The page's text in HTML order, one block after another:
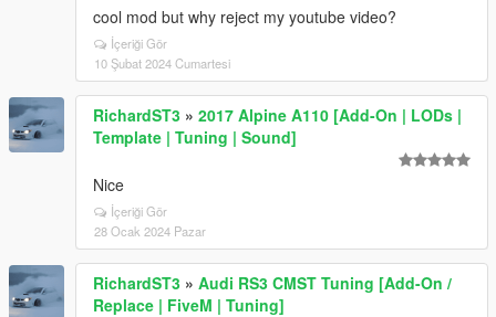
cool mod but why reject my youtube video?
İçeriği Gör
10 Şubat 2024 Cumartesi
RichardST3 » 2017 Alpine A110 [Add-On | LODs |
Template | Tuning | Sound]
Nice
İçeriği Gör
28 Ocak 2024 Pazar
RichardST3 » Audi RS3 CMST Tuning [Add-On /
Replace | FiveM | Tuning]